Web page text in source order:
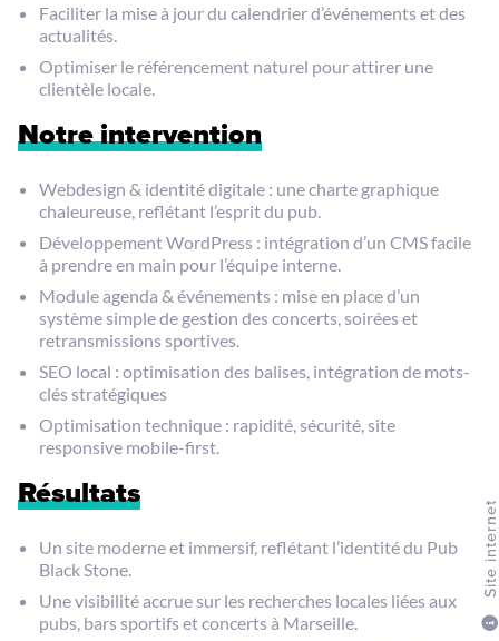
Faciliter la mise à jour du calendrier d’événements et des
actualités.
Optimiser le référencement naturel pour attirer une
clientèle locale.
Notre intervention
Webdesign & identité digitale : une charte graphique
chaleureuse, reflétant l’esprit du pub.
Développement WordPress : intégration d’un CMS facile
à prendre en main pour l’équipe interne.
Module agenda & événements : mise en place d’un
système simple de gestion des concerts, soirées et
retransmissions sportives.
SEO local : optimisation des balises, intégration de mots-
clés stratégiques
Optimisation technique : rapidité, sécurité, site
responsive mobile-first.
Résultats
Un site moderne et immersif, reflétant l’identité du Pub
Black Stone.
Une visibilité accrue sur les recherches locales liées aux
pubs, bars sportifs et concerts à Marseille.
Site